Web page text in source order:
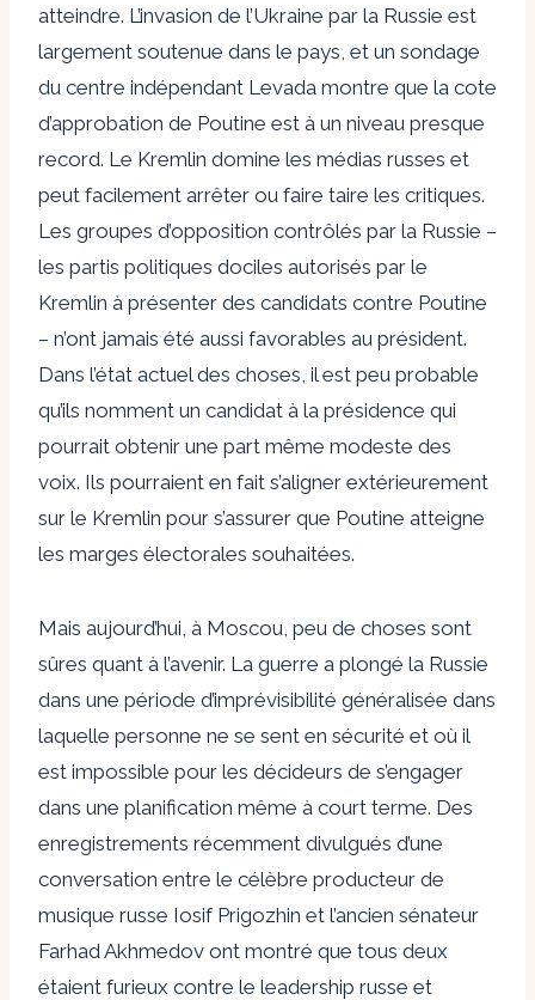
atteindre. L’invasion de l’Ukraine par la Russie est
largement soutenue dans le pays, et un sondage
du centre indépendant Levada montre que la cote
d’approbation de Poutine est à un niveau presque
record. Le Kremlin domine les médias russes et
peut facilement arrêter ou faire taire les critiques.
Les groupes d’opposition contrôlés par la Russie –
les partis politiques dociles autorisés par le
Kremlin à présenter des candidats contre Poutine
– n’ont jamais été aussi favorables au président.
Dans l’état actuel des choses, il est peu probable
qu’ils nomment un candidat à la présidence qui
pourrait obtenir une part même modeste des
voix. Ils pourraient en fait s’aligner extérieurement
sur le Kremlin pour s’assurer que Poutine atteigne
les marges électorales souhaitées.
Mais aujourd’hui, à Moscou, peu de choses sont
sûres quant à l’avenir. La guerre a plongé la Russie
dans une période d’imprévisibilité généralisée dans
laquelle personne ne se sent en sécurité et où il
est impossible pour les décideurs de s’engager
dans une planification même à court terme. Des
enregistrements récemment divulgués d’une
conversation entre le célèbre producteur de
musique russe Iosif Prigozhin et l’ancien sénateur
Farhad Akhmedov ont montré que tous deux
étaient furieux contre le leadership russe et